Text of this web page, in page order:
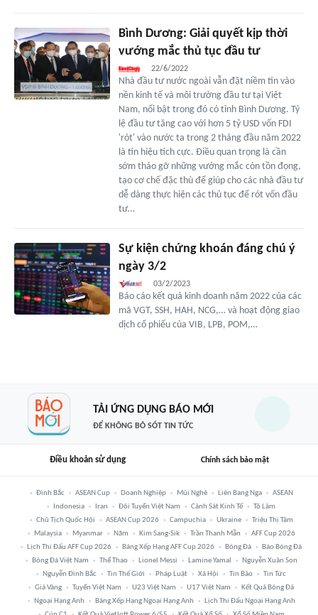
Bình Dương: Giải quyết kịp thời
vướng mắc thủ tục đầu tư
22/6/2022
Nhà đầu tư nước ngoài vẫn đặt niềm tin vào
nền kinh tế và môi trường đầu tư tại Việt
Nam, nổi bật trong đó có tỉnh Bình Dương. Tỷ
lệ đầu tư tăng cao với hơn 5 tỷ USD vốn FDI
'rót' vào nước ta trong 2 tháng đầu năm 2022
là tín hiệu tích cực. Điều quan trọng là cần
sớm tháo gỡ những vướng mắc còn tồn đọng,
tạo cơ chế đặc thù để giúp cho các nhà đầu tư
dễ dàng thực hiện các thủ tục để rót vốn đầu
tư…
Sự kiện chứng khoán đáng chú ý
ngày 3/2
03/2/2023
Báo cáo kết quả kinh doanh năm 2022 của các
mã VGT, SSH, HAH, NCG,… và hoạt động giao
dịch cổ phiếu của VIB, LPB, POM,…
TẢI ỨNG DỤNG BÁO MỚI
ĐỂ KHÔNG BỎ SÓT TIN TỨC
Điều khoản sử dụng Chính sách bảo mật
Đình Bắc ASEAN Cup Doanh Nghiệp Mũi Nghê Liên Bang Nga
ASEAN
Indonesia
Iran Đội Tuyển Việt Nam Cảnh Sát Kinh Tế
Tô Lâm
Chủ Tịch Quốc Hội
ASEAN Cup 2026 Campuchia Ukraine
Triệu Thị Tâm
Malaysia
Myanmar Năm Kim Sang-Sik Trần Thanh Mẫn
AFF Cup 2026
Lịch Thi Đấu AFF Cup 2026
Bảng Xếp Hạng AFF Cup 2026 Bóng Đá
Báo Bóng Đá
Bóng Đá Việt Nam
Thể Thao Lionel Messi Lamine Yamal
Nguyễn Xuân Son
Nguyễn Đình Bắc
Tin Thế Giới Pháp Luật Xã Hội Tin Bão
Tin Tức
Giá Vàng
Tuyển Việt Nam U23 Việt Nam U17 Việt Nam
Kết Quả Bóng Đá
Ngoại Hạng Anh
Bảng Xếp Hạng Ngoại Hạng Anh
Lịch Thi Đấu Ngoại Hạng Anh